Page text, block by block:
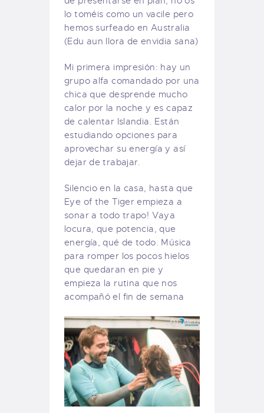
lo toméis como un vacile pero
hemos surfeado en Australia
(Edu aun llora de envidia sana)
Mi primera impresión: hay un
grupo alfa comandado por una
chica que desprende mucho
calor por la noche y es capaz
de calentar Islandia. Están
estudiando opciones para
aprovechar su energía y así
dejar de trabajar.
Silencio en la casa, hasta que
Eye of the Tiger empieza a
sonar a todo trapo! Vaya
locura, que potencia, que
energía, qué de todo. Música
para romper los pocos hielos
que quedaran en pie y
empieza la rutina que nos
acompañó el fin de semana